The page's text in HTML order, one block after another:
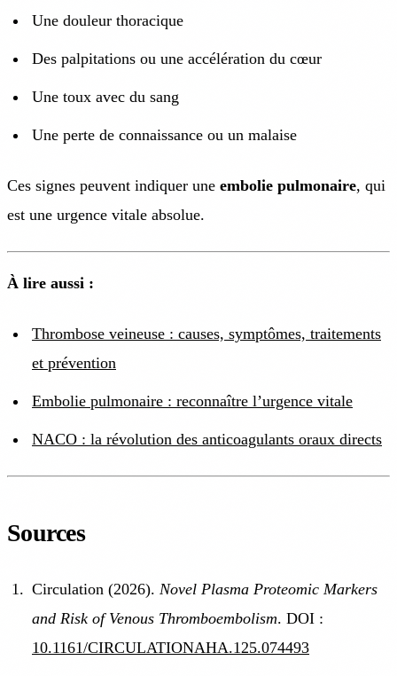
Une douleur thoracique
Des palpitations ou une accélération du cœur
Une toux avec du sang
Une perte de connaissance ou un malaise
Ces signes peuvent indiquer une embolie pulmonaire, qui
est une urgence vitale absolue.
À lire aussi :
Thrombose veineuse : causes, symptômes, traitements
et prévention
Embolie pulmonaire : reconnaître l’urgence vitale
NACO : la révolution des anticoagulants oraux directs
Sources
Circulation (2026). Novel Plasma Proteomic Markers
and Risk of Venous Thromboembolism. DOI :
10.1161/CIRCULATIONAHA.125.074493